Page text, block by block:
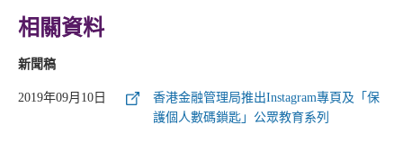
相關資料
新聞稿
2019年09月10日
香港金融管理局推出Instagram專頁及「保
護個人數碼鎖匙」公眾教育系列